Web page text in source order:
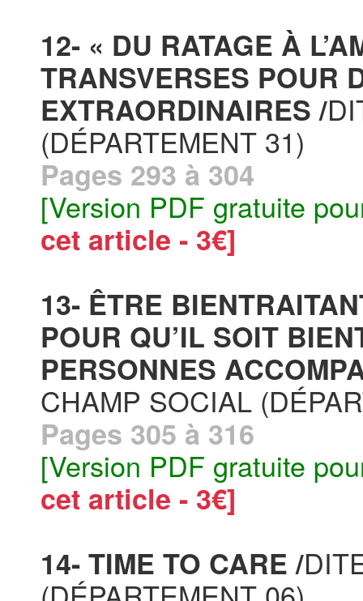
12- « DU RATAGE À
TRANSVERSES POUR
EXTRAORDINAIRES /
(DÉPARTEMENT 31)
Pages 293 à 304
[Version PDF gratuite
cet article - 3€]
13- ÊTRE
POUR QU’IL SOIT
PERSONNES
CHAMP SOCIAL
Pages 305 à 316
[Version PDF gratuite
cet article - 3€]
14- TIME TO CARE /